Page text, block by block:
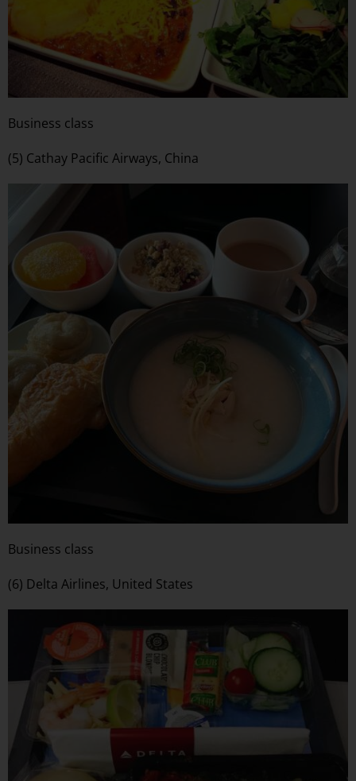
Business class
(5) Cathay Pacific Airways, China
Business class
(6) Delta Airlines, United States